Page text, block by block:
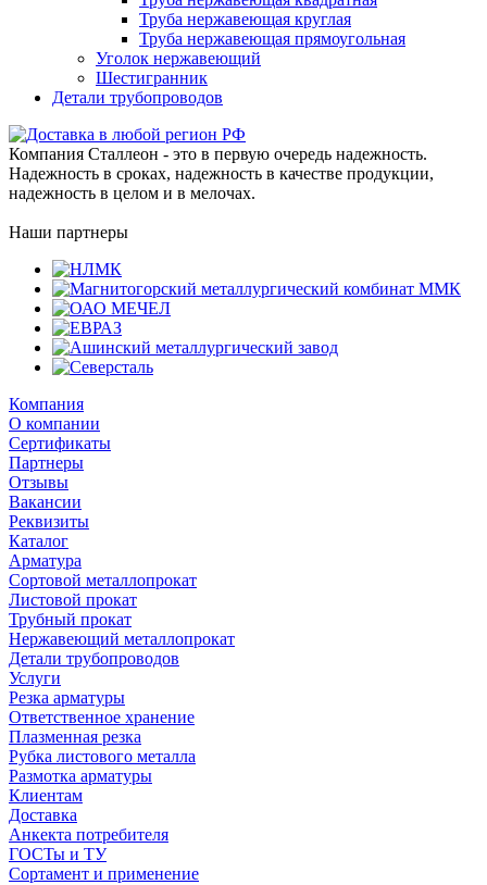
Труба нержавеющая круглая
Труба нержавеющая прямоугольная
Уголок нержавеющий
Шестигранник
Детали трубопроводов
Компания Сталлеон - это в первую очередь надежность.
Надежность в сроках, надежность в качестве продукции,
надежность в целом и в мелочах.
Наши партнеры
Компания
О компании
Сертификаты
Партнеры
Отзывы
Вакансии
Реквизиты
Каталог
Арматура
Сортовой металлопрокат
Листовой прокат
Трубный прокат
Нержавеющий металлопрокат
Детали трубопроводов
Услуги
Резка арматуры
Ответственное хранение
Плазменная резка
Рубка листового металла
Размотка арматуры
Клиентам
Доставка
Анкекта потребителя
ГОСТы и ТУ
Сортамент и применение